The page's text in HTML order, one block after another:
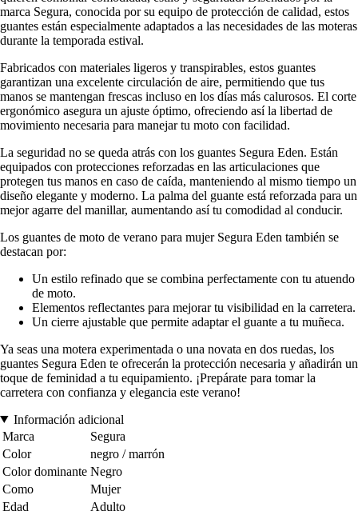
marca Segura, conocida por su equipo de protección de calidad, estos
guantes están especialmente adaptados a las necesidades de las moteras
durante la temporada estival.
Fabricados con materiales ligeros y transpirables, estos guantes
garantizan una excelente circulación de aire, permitiendo que tus
manos se mantengan frescas incluso en los días más calurosos. El corte
ergonómico asegura un ajuste óptimo, ofreciendo así la libertad de
movimiento necesaria para manejar tu moto con facilidad.
La seguridad no se queda atrás con los guantes Segura Eden. Están
equipados con protecciones reforzadas en las articulaciones que
protegen tus manos en caso de caída, manteniendo al mismo tiempo un
diseño elegante y moderno. La palma del guante está reforzada para un
mejor agarre del manillar, aumentando así tu comodidad al conducir.
Los guantes de moto de verano para mujer Segura Eden también se
destacan por:
Un estilo refinado que se combina perfectamente con tu atuendo
de moto.
Elementos reflectantes para mejorar tu visibilidad en la carretera.
Un cierre ajustable que permite adaptar el guante a tu muñeca.
Ya seas una motera experimentada o una novata en dos ruedas, los
guantes Segura Eden te ofrecerán la protección necesaria y añadirán un
toque de feminidad a tu equipamiento. ¡Prepárate para tomar la
carretera con confianza y elegancia este verano!
Información adicional
Marca
Segura
Color
negro / marrón
Color dominante Negro
Como
Mujer
Edad
Adulto